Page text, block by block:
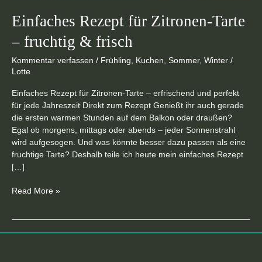
Einfaches Rezept für Zitronen-Tarte
– fruchtig & frisch
Kommentar verfassen / Frühling, Kuchen, Sommer, Winter /
Lotte
Einfaches Rezept für Zitronen-Tarte – erfrischend und perfekt
für jede Jahreszeit Direkt zum Rezept Genießt ihr auch gerade
die ersten warmen Stunden auf dem Balkon oder draußen?
Egal ob morgens, mittags oder abends – jeder Sonnenstrahl
wird aufgesogen. Und was könnte besser dazu passen als eine
fruchtige Tarte? Deshalb teile ich heute mein einfaches Rezept
[…]
Read More »